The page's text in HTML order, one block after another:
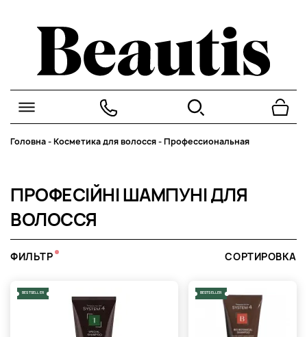
Головна-Косметика для волосся-Профессиональная
ПРОФЕСІЙНІ ШАМПУНІ ДЛЯ
ВОЛОССЯ
ФИЛЬТР СОРТИРОВКА
BESTSELLER BESTSELLER